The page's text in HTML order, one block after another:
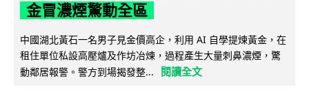
金冒濃煙驚動全區
中國湖北黃石一名男子見金價高企，利用 AI 自學提煉黃金，在
租住單位私設高壓爐及作坊冶煉，過程產生大量刺鼻濃煙，驚
動鄰居報警。警方到場揭發整...
閱讀全文